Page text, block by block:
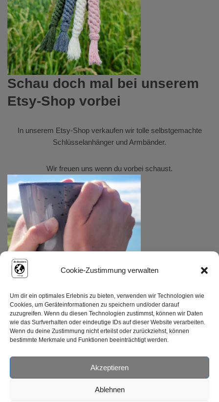
Cookie-Zustimmung verwalten
Um dir ein optimales Erlebnis zu bieten, verwenden wir Technologien wie
Cookies, um Geräteinformationen zu speichern und/oder darauf
zuzugreifen. Wenn du diesen Technologien zustimmst, können wir Daten
wie das Surfverhalten oder eindeutige IDs auf dieser Website verarbeiten.
Wenn du deine Zustimmung nicht erteilst oder zurückziehst, können
bestimmte Merkmale und Funktionen beeinträchtigt werden.
Akzeptieren
Ablehnen
Schau doch mal bei unserem
Etsy-Shop vorbei
In unserem Etsy-Shopverkaufen wir tolle selbstgemachte
Schlüsselanhänger und Armbänder.
Wir freuen uns wenn du vorbei schaust.
© Copyright {current_year} – diedaeubersunterwegs.de
Datenschutz Hinweise